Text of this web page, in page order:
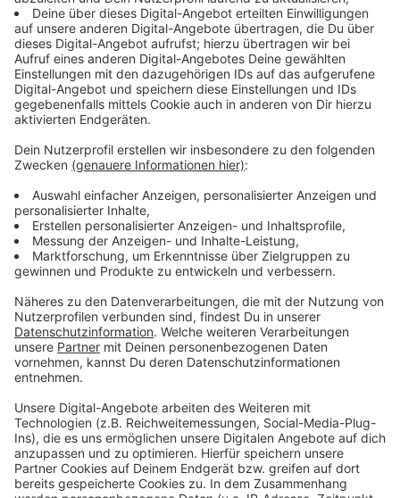
man sich einlässt." Wir lassen uns im besten Mix
erstmal auf Ellie Gouldings "Power" ein.
Anzeige
Wir benötigen Ihre
Video-Service zu laden!
Wir verwenden einen Service eines
Drittanbieters, um Videoinhalte
einzubetten. Dieser Service kann
Daten zu Ihren Aktivitäten
sammeln. Bitte lesen Sie die
Details durch und stimmen Sie der
Nutzung des Service zu, um dieses
Mehr Informationen
Akzeptieren
Ellie Goulding - Power
Anzeige